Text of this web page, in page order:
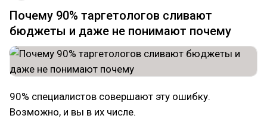
Почему 90% таргетологов сливают
бюджеты и даже не понимают почему
90% специалистов совершают эту ошибку.
Возможно, и вы в их числе.